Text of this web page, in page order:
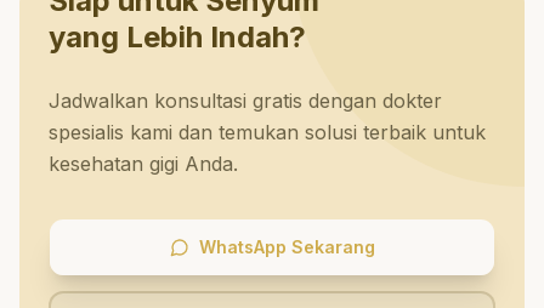
yang Lebih Indah?
Jadwalkan konsultasi gratis dengan dokter
spesialis kami dan temukan solusi terbaik untuk
kesehatan gigi Anda.
WhatsApp Sekarang